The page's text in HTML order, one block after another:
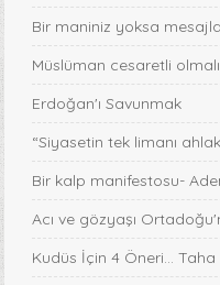
Bir maniniz yoksa
Müslüman cesaretli olmalı
Erdoğan'ı Savunmak
“Siyasetin tek limanı
Bir kalp manifestosu-
Acı ve gözyaşı
Kudüs İçin 4 Öneri... Taha